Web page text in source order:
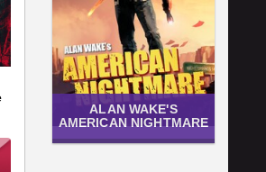
ALAN WAKE'S
AMERICAN NIGHTMARE